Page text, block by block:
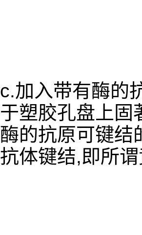
c.加入带有酶的
于塑胶孔盘上固
酶的抗原可键结
抗体键结,即所